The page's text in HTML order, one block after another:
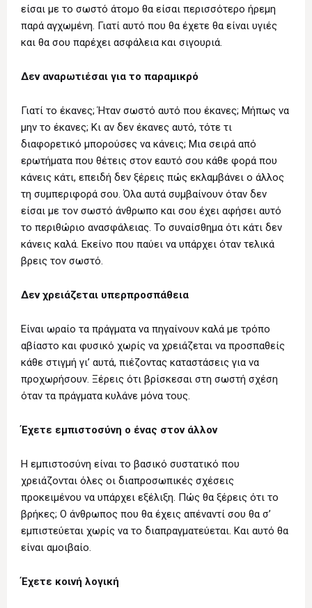
είσαι με το σωστό άτομο θα είσαι περισσότερο ήρεμη
παρά αγχωμένη. Γιατί αυτό που θα έχετε θα είναι υγιές
και θα σου παρέχει ασφάλεια και σιγουριά.
Δεν αναρωτιέσαι για το παραμικρό
Γιατί το έκανες; Ήταν σωστό αυτό που έκανες; Μήπως να
μην το έκανες; Κι αν δεν έκανες αυτό, τότε τι
διαφορετικό μπορούσες να κάνεις; Μια σειρά από
ερωτήματα που θέτεις στον εαυτό σου κάθε φορά που
κάνεις κάτι, επειδή δεν ξέρεις πώς εκλαμβάνει ο άλλος
τη συμπεριφορά σου. Όλα αυτά συμβαίνουν όταν δεν
είσαι με τον σωστό άνθρωπο και σου έχει αφήσει αυτό
το περιθώριο ανασφάλειας. Το συναίσθημα ότι κάτι δεν
κάνεις καλά. Εκείνο που παύει να υπάρχει όταν τελικά
βρεις τον σωστό.
Δεν χρειάζεται υπερπροσπάθεια
Είναι ωραίο τα πράγματα να πηγαίνουν καλά με τρόπο
αβίαστο και φυσικό χωρίς να χρειάζεται να προσπαθείς
κάθε στιγμή γι’ αυτά, πιέζοντας καταστάσεις για να
προχωρήσουν. Ξέρεις ότι βρίσκεσαι στη σωστή σχέση
όταν τα πράγματα κυλάνε μόνα τους.
Έχετε εμπιστοσύνη ο ένας στον άλλον
Η εμπιστοσύνη είναι το βασικό συστατικό που
χρειάζονται όλες οι διαπροσωπικές σχέσεις
προκειμένου να υπάρχει εξέλιξη. Πώς θα ξέρεις ότι το
βρήκες; Ο άνθρωπος που θα έχεις απέναντί σου θα σ’
εμπιστεύεται χωρίς να το διαπραγματεύεται. Και αυτό θα
είναι αμοιβαίο.
Έχετε κοινή λογική